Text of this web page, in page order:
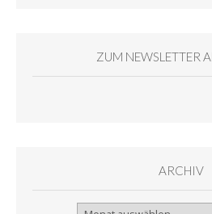
ZUM NEWSLETTER
ARCHIV
Archiv